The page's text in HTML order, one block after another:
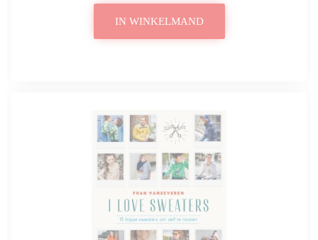
IN WINKELMAND